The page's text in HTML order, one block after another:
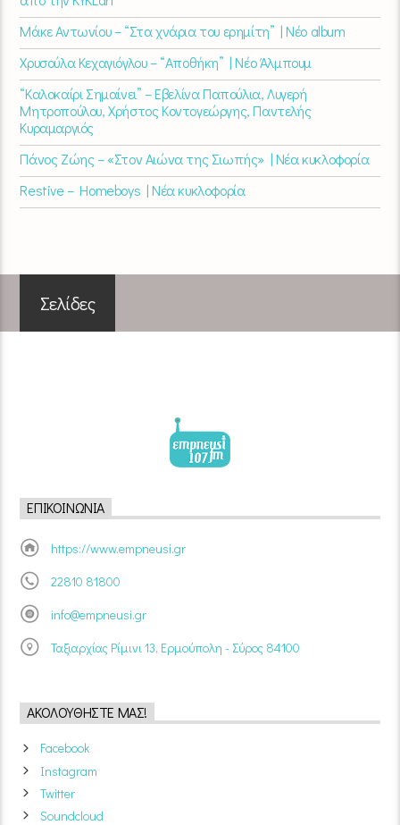
Μάκε Αντωνίου – “Στα χνάρια του ερημίτη” | Νέο album
Χρυσούλα Κεχαγιόγλου – “Αποθήκη” | Νέο Άλμπουμ
“Καλοκαίρι Σημαίνει” – Εβελίνα Παπούλια, Λυγερή
Μητροπούλου, Χρήστος Κοντογεώργης, Παντελής
Κυραμαργιός
Πάνος Ζώης – «Στον Αιώνα της Σιωπής» | Νέα κυκλοφορία
Restive – Homeboys | Νέα κυκλοφορία
Σελίδες
ΕΠΙΚΟΙΝΩΝΊΑ
https://www.empneusi.gr
22810 81800
info@empneusi.gr
Ταξιαρχίας Ρίμινι 13, Ερμούπολη - Σύρος 84100
ΑΚΟΛΟΥΘΉΣΤΕ ΜΑΣ!
Facebook
Instagram
Twitter
Soundcloud